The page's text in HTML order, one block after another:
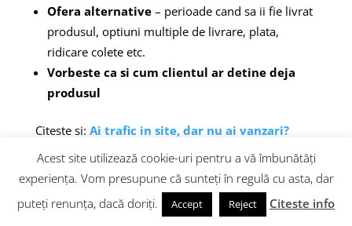
Ofera alternative – perioade cand sa ii fie livrat
produsul, optiuni multiple de livrare, plata,
ridicare colete etc.
Vorbeste ca si cum clientul ar detine deja
produsul
Citeste si: Ai trafic in site, dar nu ai vanzari?
Optimizare magazin online [15 Idei]
Vrei sa afli mai multe tehnici de vanzare, precum si
sfaturi de la profesionisti? Urmareste inregistrarile
Gomag Selling Day.
Acest site utilizează cookie-uri pentru a vă îmbunătăți
experiența. Vom presupune că sunteți în regulă cu asta, dar
puteți renunța, dacă doriți.
Accept Reject Citeste info